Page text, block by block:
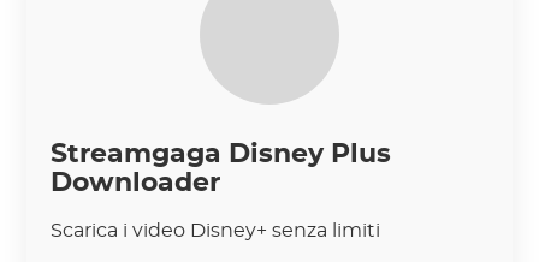
Streamgaga Disney Plus
Downloader
Scarica i video Disney+ senza limiti